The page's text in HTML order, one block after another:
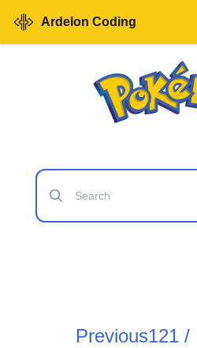
Ardelon Coding
Previous121 /